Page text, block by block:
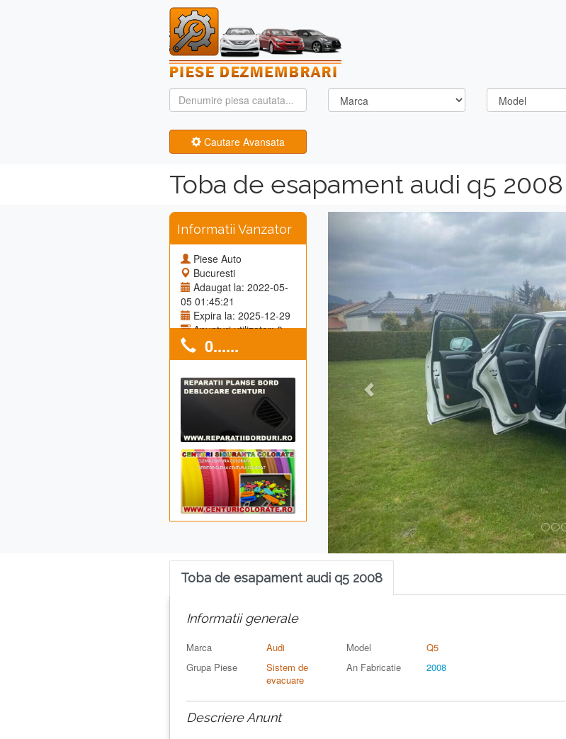
Cautare Avansata
Toba de esapament audi q5 2008
Informatii Vanzator
Piese Auto
Bucuresti
Adaugat la: 2022-05-
05 01:45:21
Expira la: 2025-12-29
Anunturi utilizator: 0
0......
Previous
Toba de esapament audi q5 2008
Informatii generale
Marca Audi Model
Q5
Grupa Piese
Sistem de
evacuare
An Fabricatie 2008
Descriere Anunt